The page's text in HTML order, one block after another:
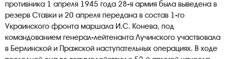
противника 1 апреля 1945 года 28-я армия была выведена в
резерв Ставки и 20 апреля передана в состав 1-го
Украинского фронта маршала И.С. Конева, под
командованием генерал-лейтенанта Лучинского участвовала
в Берлинской и Пражской наступательных операциях. В ходе